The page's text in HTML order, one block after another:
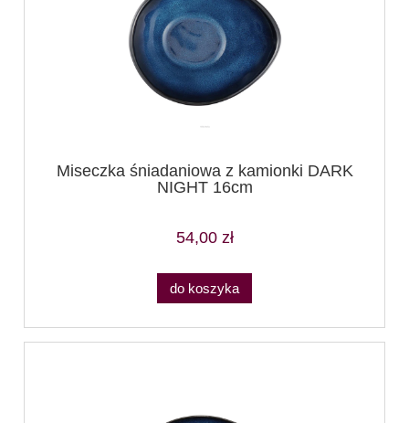
Miseczka śniadaniowa z kamionki DARK
NIGHT 16cm
54,00 zł
do koszyka